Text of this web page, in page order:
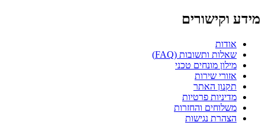
וקישורים
אודות
שאלות ותשובות (FAQ)
מילון מונחים טכני
אזורי שירות
תקנון האתר
מדיניות פרטיות
משלוחים והחזרות
הצהרת נגישות